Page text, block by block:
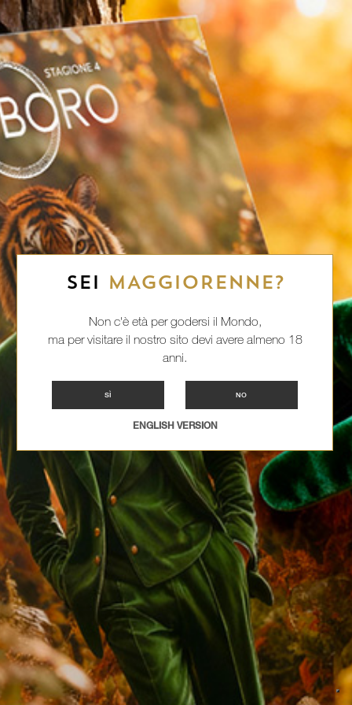
SEI MAGGIORENNE?
Non c'è età per godersi il Mondo,
ma per visitare il nostro sito devi avere almeno 18
anni.
SÌ NO
ENGLISH VERSION